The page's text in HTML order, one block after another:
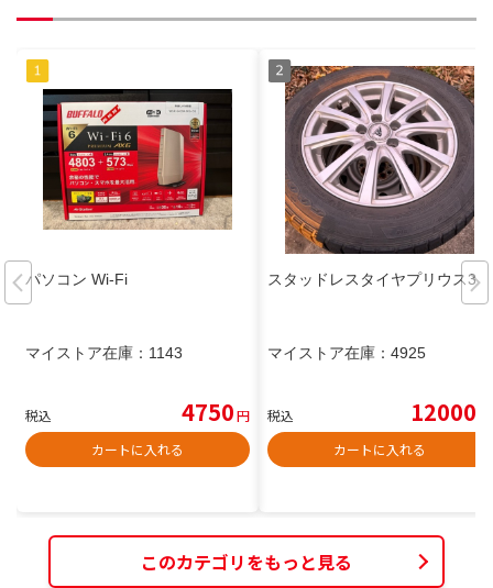
パソコン Wi-Fi
マイストア在庫： 1143
税込 4750円
カートに入れる
スタッドレスタイヤプリウス30
マイストア在庫： 4925
税込 12000
カートに入れる
このカテゴリをもっと見る